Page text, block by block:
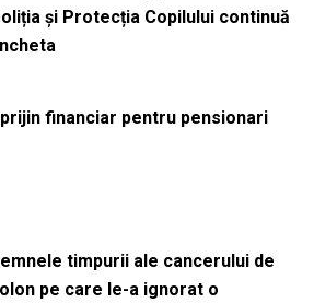
și Protecția Copilului continuă
financiar pentru pensionari
timpurii ale cancerului de
pe care le-a ignorat o